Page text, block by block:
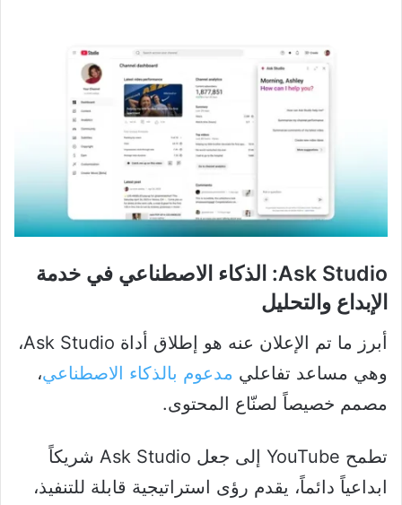
Ask Studio: الذكاء الاصطناعي في خدمة
الإبداع والتحليل
أبرز ما تم الإعلان عنه هو إطلاق أداة Ask Studio،
وهي مساعد تفاعلي مدعوم بالذكاء الاصطناعي،
مصمم خصيصاً لصنّاع المحتوى.
تطمح YouTube إلى جعل Ask Studio شريكاً
ابداعياً دائماً، يقدم رؤى استراتيجية قابلة للتنفيذ،